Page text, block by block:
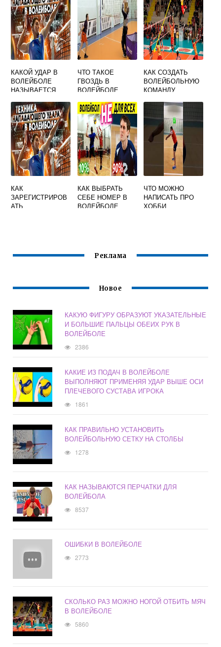
КАКОЙ УДАР В
ВОЛЕЙБОЛЕ
НАЗЫВАЕТСЯ
ЧТО ТАКОЕ
ГВОЗДЬ В
ВОЛЕЙБОЛЕ
КАК СОЗДАТЬ
ВОЛЕЙБОЛЬНУЮ
КОМАНДУ
КАК
ЗАРЕГИСТРИРОВ
АТЬ
КАК ВЫБРАТЬ
СЕБЕ НОМЕР В
ВОЛЕЙБОЛЕ
ЧТО МОЖНО
НАПИСАТЬ ПРО
ХОББИ
Реклама
Новое
КАКУЮ ФИГУРУ ОБРАЗУЮТ УКАЗАТЕЛЬНЫЕ
И БОЛЬШИЕ ПАЛЬЦЫ ОБЕИХ РУК В
ВОЛЕЙБОЛЕ
2386
КАКИЕ ИЗ ПОДАЧ В ВОЛЕЙБОЛЕ
ВЫПОЛНЯЮТ ПРИМЕНЯЯ УДАР ВЫШЕ ОСИ
ПЛЕЧЕВОГО СУСТАВА ИГРОКА
1861
КАК ПРАВИЛЬНО УСТАНОВИТЬ
ВОЛЕЙБОЛЬНУЮ СЕТКУ НА СТОЛБЫ
1278
КАК НАЗЫВАЮТСЯ ПЕРЧАТКИ ДЛЯ
ВОЛЕЙБОЛА
8537
ОШИБКИ В ВОЛЕЙБОЛЕ
2773
СКОЛЬКО РАЗ МОЖНО НОГОЙ ОТБИТЬ МЯЧ
В ВОЛЕЙБОЛЕ
5860